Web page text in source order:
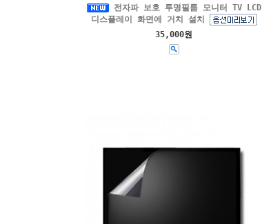
전자파 보호 투명필름 모니터 TV LCD
디스플레이 화면에 거치 설치
35,000원